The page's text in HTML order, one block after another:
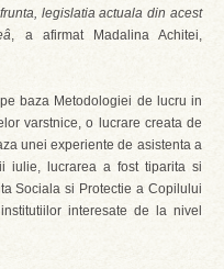
legislatia actuala din acest
, a afirmat Madalina Achitei,
baza Metodologiei de lucru in
varstnice, o lucrare creata de
unei experiente de asistenta a
iulie, lucrarea a fost tiparita si
Sociala si Protectie a Copilului
interesate de la nivel